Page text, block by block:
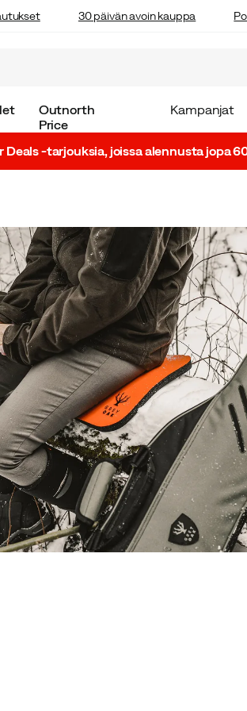
30 päivän avoin kauppa
Outnorth
Price
Kampanjat
Deals -tarjouksia, joissa alennusta jopa